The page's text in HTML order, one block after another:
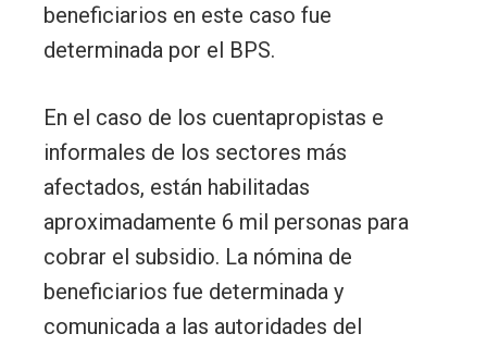
beneficiarios en este caso fue
determinada por el BPS.
En el caso de los cuentapropistas e
informales de los sectores más
afectados, están habilitadas
aproximadamente 6 mil personas para
cobrar el subsidio. La nómina de
beneficiarios fue determinada y
comunicada a las autoridades del